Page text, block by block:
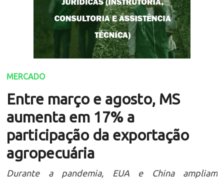
MERCADO
Entre março e agosto, MS
aumenta em 17% a
participação da exportação
agropecuária
Durante a pandemia, EUA e China ampliam